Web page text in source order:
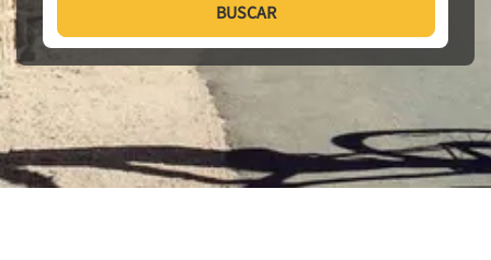
BUSCAR